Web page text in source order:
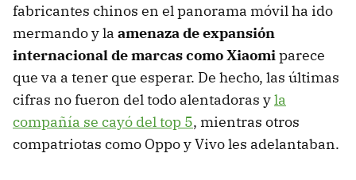
fabricantes chinos en el panorama móvil ha ido
mermando y la amenaza de expansión
internacional de marcas como Xiaomiparece
que va a tener que esperar. De hecho, las últimas
cifras no fueron del todo alentadoras yla
compañía se cayó del top 5, mientras otros
compatriotas como Oppo y Vivo les adelantaban.